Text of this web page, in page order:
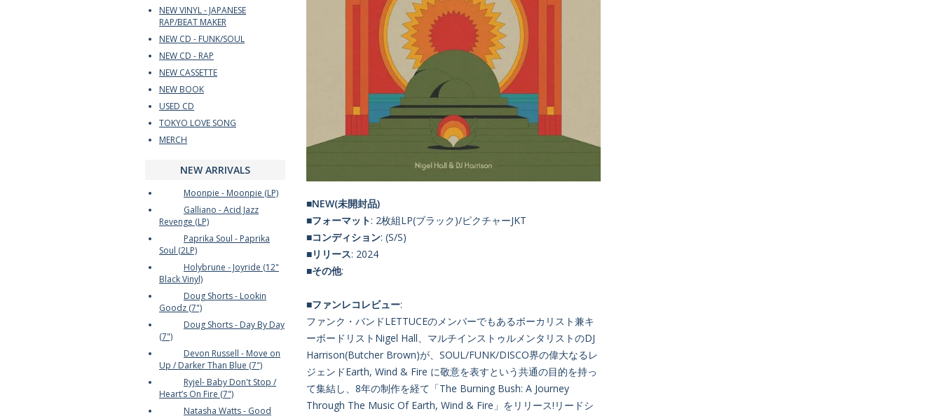
■NEW(未開封品)
■フォーマット: 2枚組LP(ブラック)/ピクチャーJKT
■コンディション: (S/S)
■リリース: 2024
■その他:
■ファンレコレビュー:
ファンク・バンドLETTUCEのメンバーでもあるボーカリスト兼キ
ーボードリストNigel Hall、マルチインストゥルメンタリストのDJ
Harrison(Butcher Brown)が、SOUL/FUNK/DISCO界の偉大なるレ
ジェンドEarth, Wind & Fire に敬意を表すという共通の目的を持っ
て集結し、8年の制作を経て「The Burning Bush: A Journey
Through The Music Of Earth, Wind & Fire」をリリース!リードシ
NEW VINYL - JAPANESE
RAP/BEAT MAKER
NEW CD - FUNK/SOUL
NEW CD - RAP
NEW CASSETTE
NEW BOOK
USED CD
TOKYO LOVE SONG
MERCH
NEW ARRIVALS
Moonpie - Moonpie (LP)
Galliano - Acid Jazz
Revenge (LP)
Paprika Soul - Paprika
Soul (2LP)
Holybrune - Joyride (12"
Black Vinyl)
Doug Shorts - Lookin
Goodz (7")
Doug Shorts - Day By Day
(7")
Devon Russell - Move on
Up / Darker Than Blue (7")
Ryjel- Baby Don't Stop /
Heart’s On Fire (7")
Natasha Watts - Good